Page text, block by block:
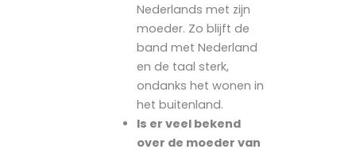
Nederlands met zijn
moeder. Zo blijft de
band met Nederland
en de taal sterk,
ondanks het wonen in
het buitenland.
Is er veel bekend
over de moeder van